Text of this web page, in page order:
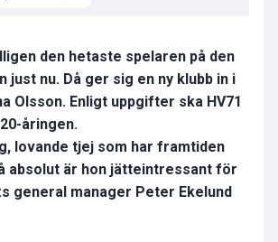
den hetaste spelaren på den
just nu. Då ger sig en ny klubb in i
Olsson. Enligt uppgifter ska HV71
åringen.
lovande tjej som har framtiden
absolut är hon jätteintressant för
general manager Peter Ekelund